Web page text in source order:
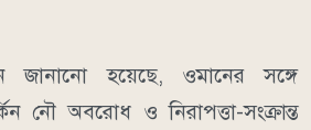
জানানো হয়েছে, ওমানের সঙ্গে
নৌ অবরোধ ও নিরাপত্তা-সংক্রান্ত